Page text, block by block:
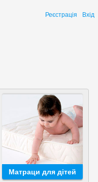
Реєстрація Вхід
Матраци для дітей